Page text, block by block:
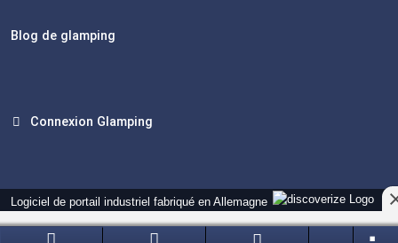
Blog de glamping
Connexion Glamping
Logiciel de portail industriel fabriqué en Allemagne
Version actuelle : 14.13.0